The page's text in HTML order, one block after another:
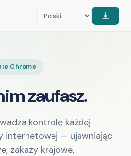
Chrome
zaufasz.
kontrolę każdej
internetowej — ujawniając
zakazy krajowe,